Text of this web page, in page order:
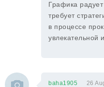
Графика
требует
в процессе
увлекательной
baha1905 26